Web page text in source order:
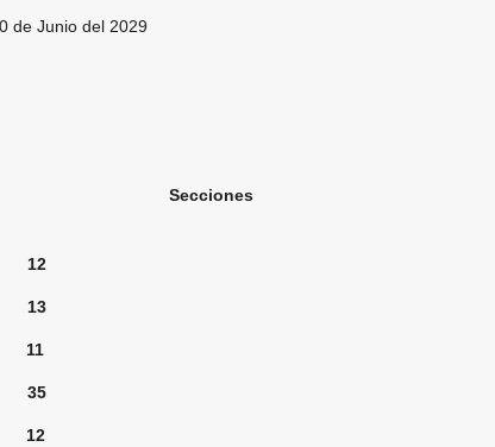
Junio del 2029
12
13
11
12